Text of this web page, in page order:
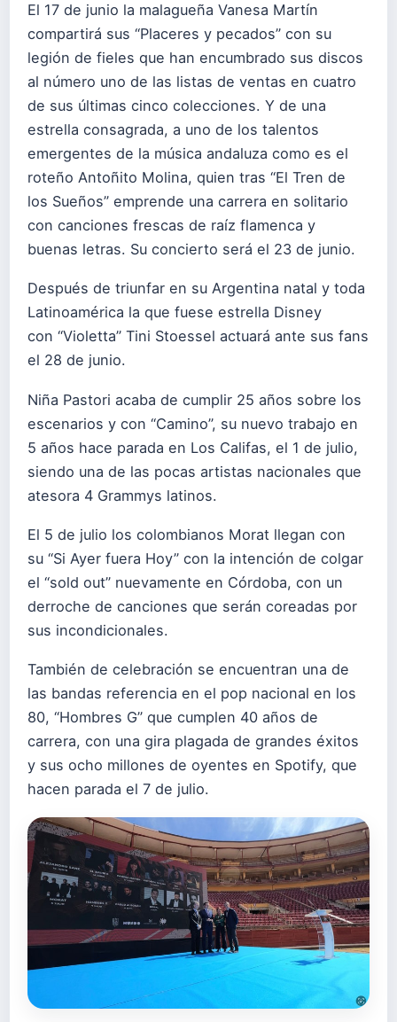
El 17 de junio la malagueña Vanesa Martín
compartirá sus “Placeres y pecados” con su
legión de fieles que han encumbrado sus discos
al número uno de las listas de ventas en cuatro
de sus últimas cinco colecciones. Y de una
estrella consagrada, a uno de los talentos
emergentes de la música andaluza como es el
roteño Antoñito Molina, quien tras “El Tren de
los Sueños” emprende una carrera en solitario
con canciones frescas de raíz flamenca y
buenas letras. Su concierto será el 23 de junio.
Después de triunfar en su Argentina natal y toda
Latinoamérica la que fuese estrella Disney
con “Violetta” Tini Stoessel actuará ante sus fans
el 28 de junio.
Niña Pastori acaba de cumplir 25 años sobre los
escenarios y con “Camino”, su nuevo trabajo en
5 años hace parada en Los Califas, el 1 de julio,
siendo una de las pocas artistas nacionales que
atesora 4 Grammys latinos.
El 5 de julio los colombianos Morat llegan con
su “Si Ayer fuera Hoy” con la intención de colgar
el “sold out” nuevamente en Córdoba, con un
derroche de canciones que serán coreadas por
sus incondicionales.
También de celebración se encuentran una de
las bandas referencia en el pop nacional en los
80, “Hombres G” que cumplen 40 años de
carrera, con una gira plagada de grandes éxitos
y sus ocho millones de oyentes en Spotify, que
hacen parada el 7 de julio.